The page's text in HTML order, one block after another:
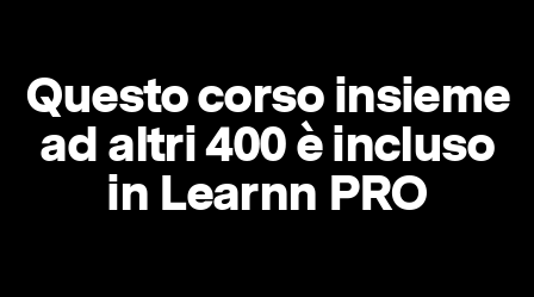
Questo corso insieme
ad altri 400 è incluso
in Learnn PRO